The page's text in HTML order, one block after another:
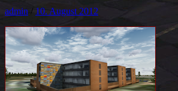
admin / 10. August 2012